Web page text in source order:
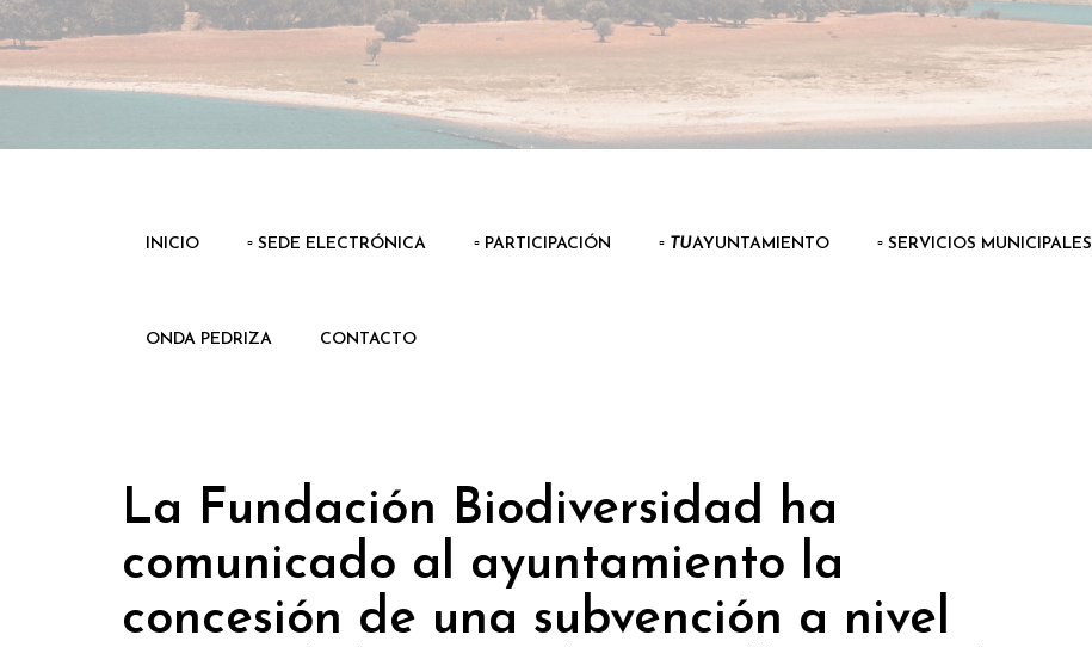
INICIO ▫️ SEDE ELECTRÓNICA ▫️ PARTICIPACIÓN ▫️ TUAYUNTAMIENTO ▫️ SERVICIOS MUNICIPALES
ONDA PEDRIZA CONTACTO
La Fundación Biodiversidad ha
comunicado al ayuntamiento la
concesión de una subvención a nivel